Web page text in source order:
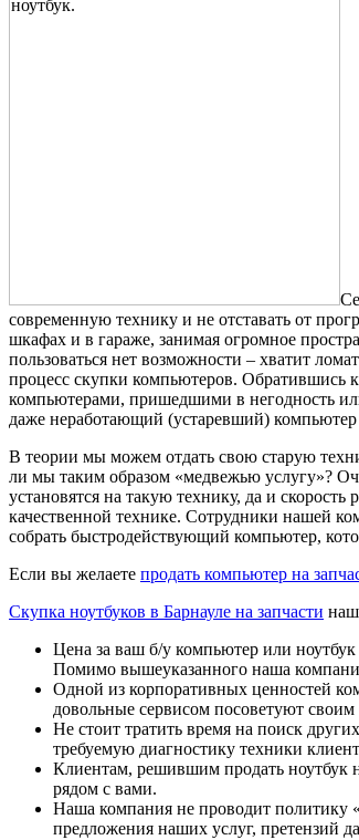
современную технику и не отставать от
шкафах и в гараже, занимая огромное
пользоваться нет возможности – хватит
процесс скупки компьютеров. Обратившись
компьютерами, пришедшими в негодность
даже неработающий (устаревший)
В теории мы можем отдать свою старую
ли мы таким образом «медвежью услугу»?
установятся на такую технику, да и
качественной технике. Сотрудники нашей
собрать быстродействующий компьютер,
Если вы желаете продать компьютер на
Скупка ноутбуков в Барнауле на запчасти
Цена за ваш б/у компьютер или
Помимо вышеуказанного наша
Одной из корпоративных ценностей
довольные сервисом посоветуют
Не стоит тратить время на поиск
требуемую диагностику техники
Клиентам, решившим продать ноутбук
рядом с вами.
Наша компания не проводит политику
предложения наших услуг, претензий